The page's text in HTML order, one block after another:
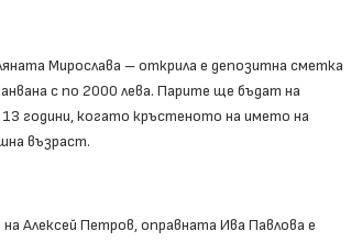
Мирослава – открила е депозитна сметка
с по 2000 лева. Парите ще бъдат на
13 години, когато кръстеното на името на
възраст.
Алексей Петров, оправната Ива Павлова е